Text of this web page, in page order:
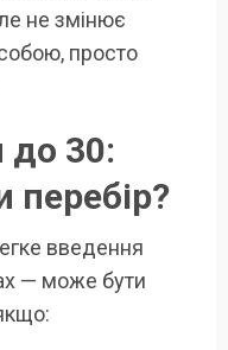
не змінює
просто
до 30:
перебір?
введення
— може бути